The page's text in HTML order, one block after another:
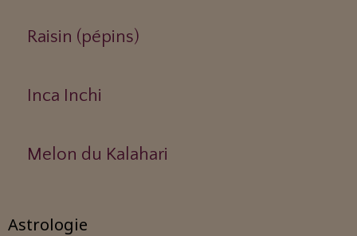
Raisin (pépins)
Inca Inchi
Melon du Kalahari
Astrologie